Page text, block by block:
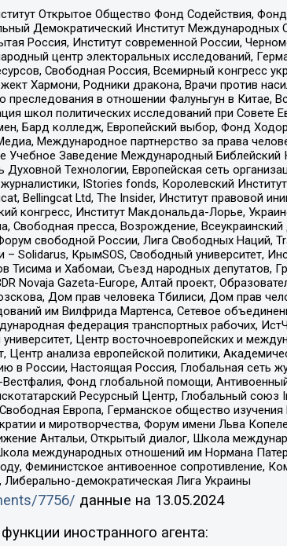
Открытое Общество Фонд Содействия,
Демократический Институт Международных
Россия, Институт современной России,
центр электоральных исследований,
Свободная Россия, Всемирный конгресс
Хармони, Родники дракона, Врачи против
преследования в отношении Фалуньгун в Китае,
школ политических исследований при Совете
Бард колледж, Европейский выбор, Фонд
Международное партнерство за права
Учебное Заведение Международный
Духовной Технологии, Европейская сеть
IStories fonds, Королевский
Bellingcat Ltd, The Insider, Институт правовой
конгресс, Институт Макдональда-Лорье,
пресса, Возрождение,
свободной России, Лига Свободных Наций,
Solidarus, КрымSOS, Свободный университет,
Тисима и Хабомаи, Съезд народных депутатов,
Novaja Gazeta-Europe, Алтай проект,
Дом прав человека Тбилиси, Дом прав
им Вилфрида Мартенса, Сетевое
федерация транспортных рабочих,
Центр восточноевропейских и
анализа европейской политики,
России, Настоящая Россия, Глобальная сеть
Фонд глобальной помощи,
Ресурсный Центр, Глобальный союз
Европа, Германское общество
и миротворчества, Форум имени Льва
Антальи, Открытый диалог, Школа
международных отношений им Нормана
Феминистское антивоенное сопротивление,
демократическая Лига Украины
7756/ данные на 13.05.2024
иностранного агента: